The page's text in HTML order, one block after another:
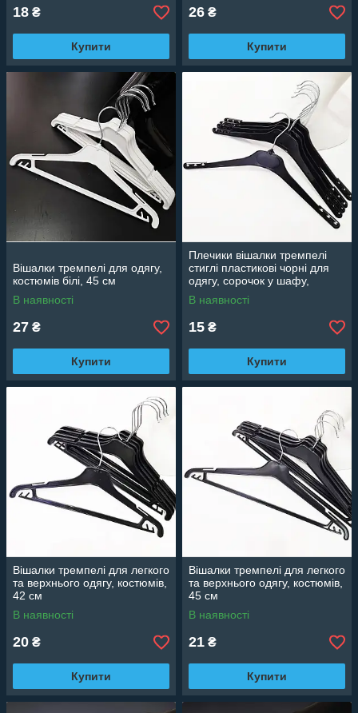
18 ₴
Купити
26 ₴
Купити
Вішалки тремпелі для одягу,
костюмів білі, 45 см
В наявності
27 ₴
Купити
Плечики вішалки тремпелі
стиглі пластикові чорні для
одягу, сорочок у шафу,
магазин, 42 см
В наявності
15 ₴
Купити
Вішалки тремпелі для легкого
та верхнього одягу, костюмів,
42 см
В наявності
20 ₴
Купити
Вішалки тремпелі для легкого
та верхнього одягу, костюмів,
45 см
В наявності
21 ₴
Купити